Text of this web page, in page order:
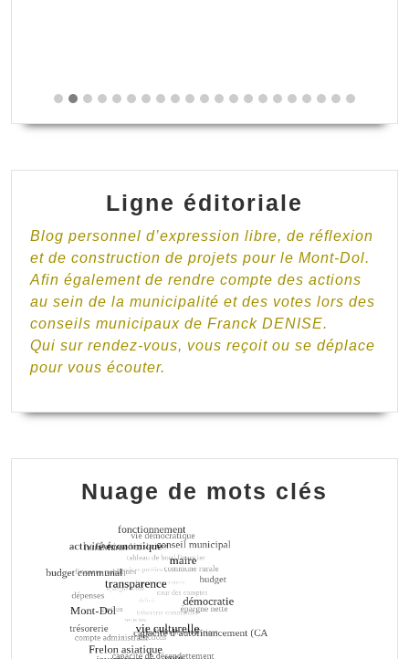
Ligne éditoriale
Blog personnel d’expression libre, de réflexion
et de construction de projets pour le Mont-Dol.
Afin également de rendre compte des actions
au sein de la municipalité et des votes lors des
conseils municipaux de Franck DENISE.
Qui sur rendez-vous, vous reçoit ou se déplace
pour vous écouter.
Nuage de mots clés